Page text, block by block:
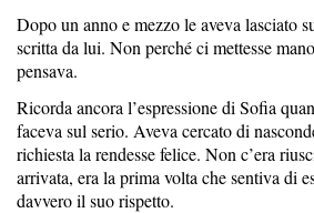
Dopo un anno e mezzo le aveva lasciato
scritta da lui. Non perché ci mettesse
pensava.
Ricorda ancora l’espressione di Sofia
faceva sul serio. Aveva cercato di
richiesta la rendesse felice. Non c’era
arrivata, era la prima volta che sentiva di
davvero il suo rispetto.